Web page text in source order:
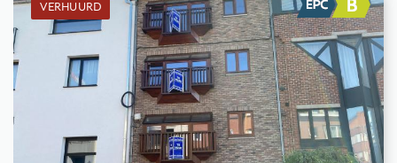
VERHUURD
Verhuurd: Appartement
1
-
1
63 m²